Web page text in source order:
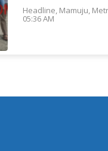
Headline Mamuju
05:36 AM